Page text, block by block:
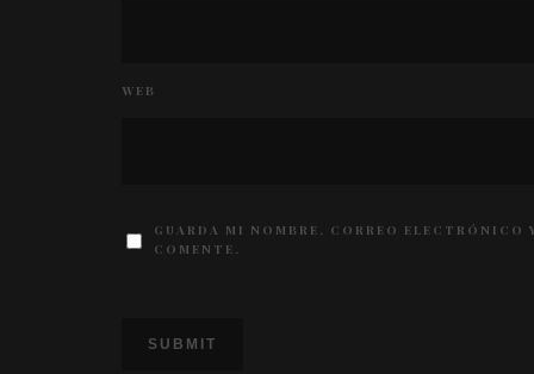
WEB
GUARDA MI NOMBRE, CORREO ELECTRÓNICO
COMENTE.